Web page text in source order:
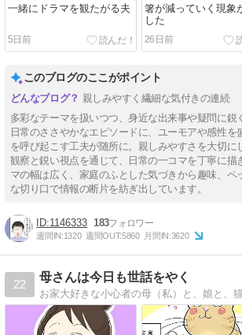
一緒にドラマを観たがる夫
5日前
箸が減っていく現象
した
26日前
このブログのここがポイント
親しみやすく繊細な気付きの連続
多彩なテーマを扱いつつ、身近な出来事や疑問に鋭
日常のささやかなエピソードに、ユーモアや感性を
を呼び起こす工夫が随所に。親しみやすさを大切に
観察と鋭い視点を通じて、日常の一コマを丁寧に描
マの幅は広く、家庭のふとした気づきから趣味、ペ
な切り口で情報の断片を紡ぎ出しています。
1146333 183
週間IN:1320 週間OUT:5860 月間IN:3620
22
母さんは今日も世話をやく